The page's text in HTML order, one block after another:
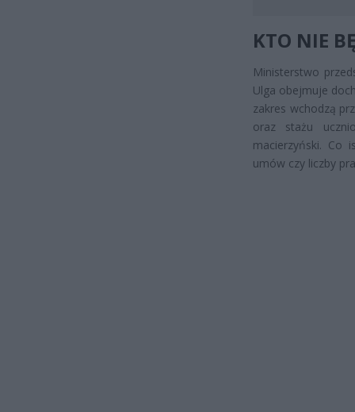
KTO NIE
Ministerstwo
Ulga obejmuje
zakres wchodzą
oraz stażu
macierzyński. Co
umów czy liczby